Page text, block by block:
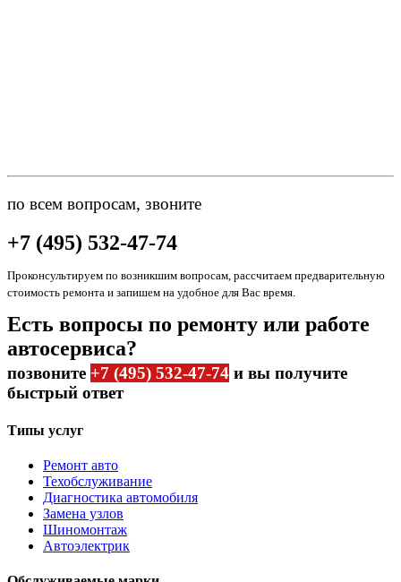
по всем вопросам, звоните
+7 (495) 532-47-74
Проконсультируем по возникшим вопросам, рассчитаем предварительную
стоимость ремонта и запишем на удобное для Вас время.
Есть вопросы по ремонту или работе
автосервиса?
позвоните +7 (495) 532-47-74 и вы получите
быстрый ответ
Типы услуг
Ремонт авто
Техобслуживание
Диагностика автомобиля
Замена узлов
Шиномонтаж
Автоэлектрик